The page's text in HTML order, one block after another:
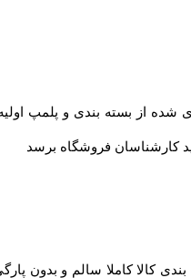
شده از بسته بندی و پلمپ
کارشناسان فروشگاه برسد
بندی کالا کاملا سالم و بدون